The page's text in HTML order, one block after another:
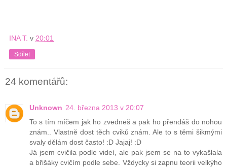
INA T. v 20:01
Sdílet
24 komentářů:
Unknown 24. března 2013 v 20:07
To s tím míčem jak ho zvedneš a pak ho přendáš do nohou
znám.. Vlastně dost těch cviků znám. Ale to s těmi šikmými
svaly dělám dost často! :D Jajaj! :D
Já jsem cvičila podle videí, ale pak jsem se na to vykašlala
a břišáky cvičím podle sebe. Vždycky si zapnu teorii velkýho